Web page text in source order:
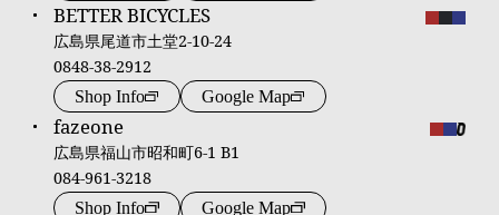
BETTER BICYCLES
広島県尾道市土堂2-10-24
0848-38-2912
Shop Info Google Map
fazeone
広島県福山市昭和町6-1 B1
084-961-3218
Shop Info Google Map